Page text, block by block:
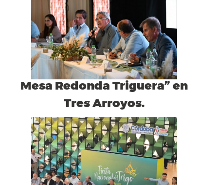
Mesa Redonda Triguera” en
Tres Arroyos.